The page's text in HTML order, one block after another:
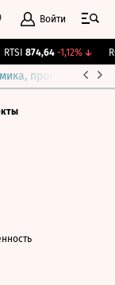
Войти
RTSI 874,64 -1,12%↓
прогнозы